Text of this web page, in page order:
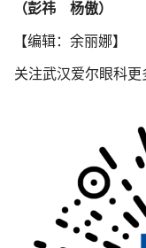
（彭祎 杨傲）
【编辑：余丽娜】
关注武汉爱尔眼科